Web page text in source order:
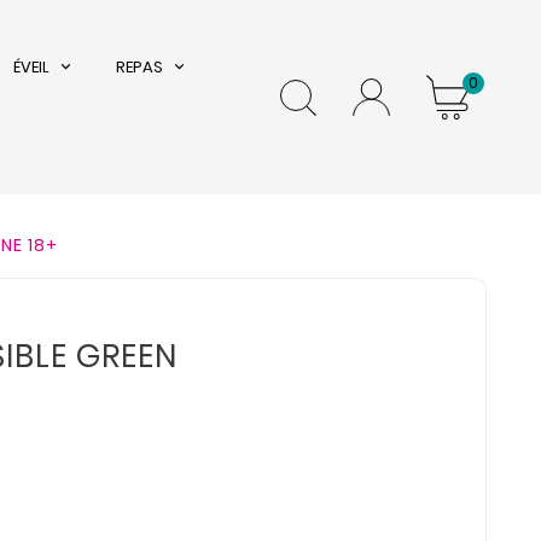
ÉVEIL REPAS
0
18+
GREEN